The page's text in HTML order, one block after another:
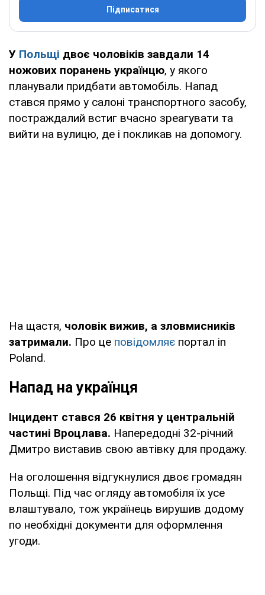
Підписатися
У Польщі двоє чоловіків завдали 14
ножових поранень українцю, у якого
планували придбати автомобіль. Напад
стався прямо у салоні транспортного засобу,
постраждалий встиг вчасно зреагувати та
вийти на вулицю, де і покликав на допомогу.
На щастя, чоловік вижив, а зловмисників
затримали. Про це повідомляє портал in
Poland.
Напад на українця
Інцидент стався 26 квітня у центральній
частині Вроцлава. Напередодні 32-річний
Дмитро виставив свою автівку для продажу.
На оголошення відгукнулися двоє громадян
Польщі. Під час огляду автомобіля їх усе
влаштувало, тож українець вирушив додому
по необхідні документи для оформлення
угоди.